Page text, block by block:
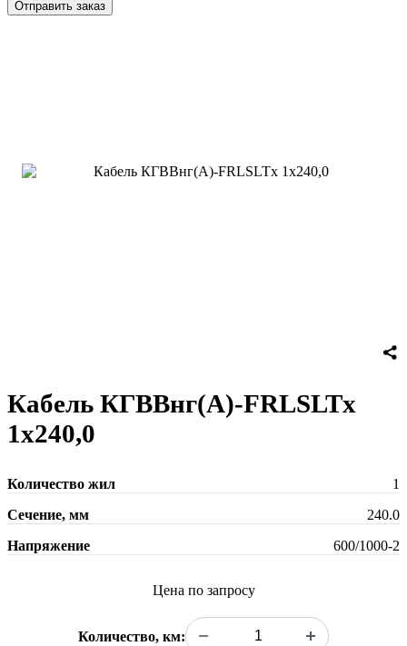
Отправить заказ
Кабель КГВВнг(А)-FRLSLTx
1х240,0
Количество жил
1
Сечение, мм
240.0
Напряжение
600/1000-2
Цена по запросу
Количество, км: